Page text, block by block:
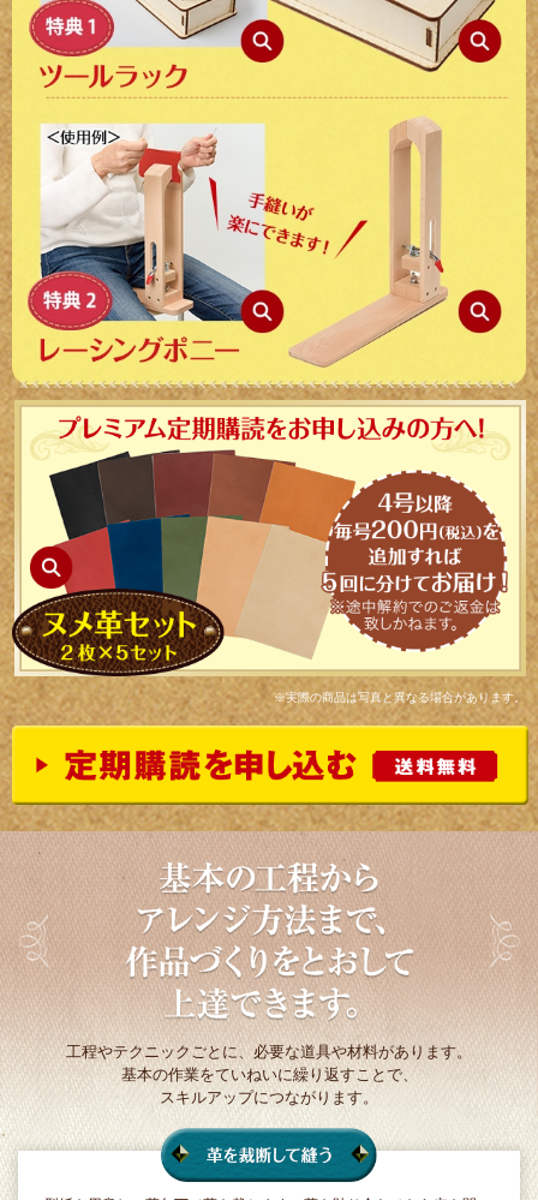
※実際の商品は写真と異なる場合があります。
工程やテクニックごとに、必要な道具や材料があります。
基本の作業をていねいに繰り返すことで、
スキルアップにつながります。